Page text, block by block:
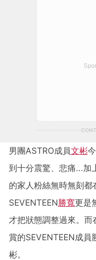
男團ASTRO成員文彬
到十分震驚、悲痛...加
的家人粉絲無時無刻
SEVENTEEN勝寬更是
才把狀態調整過來。
賞的SEVENTEEN成
彬。